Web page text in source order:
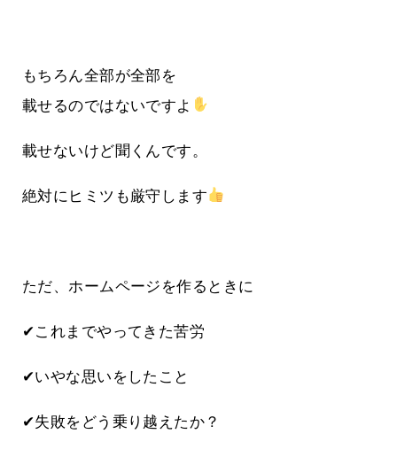
もちろん全部が全部を
載せるのではないですよ
載せないけど聞くんです。
絶対にヒミツも厳守します
ただ、ホームページを作るときに
✔これまでやってきた苦労
✔いやな思いをしたこと
✔失敗をどう乗り越えたか？